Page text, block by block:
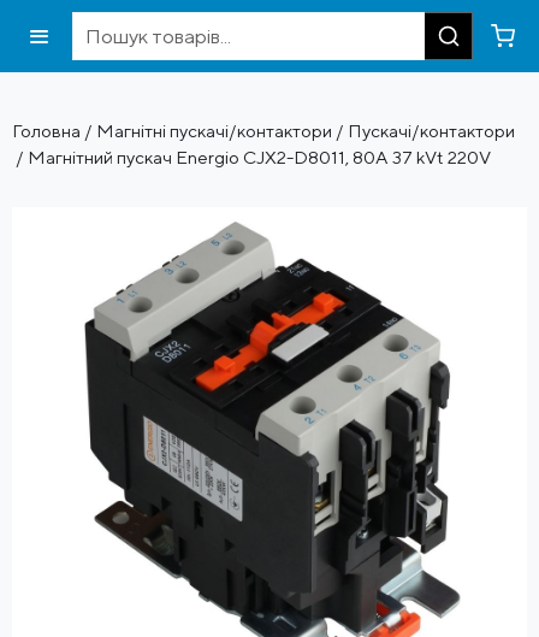
Головна / Магнітні пускачі/контактори / Пускачі/контактори
/ Магнітний пускач Energio CJX2-D8011, 80А 37 kVt 220V